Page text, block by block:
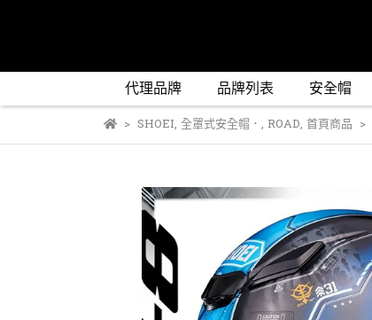
代理品牌 品牌列表 安全帽
SHOEI, 全罩式安全帽． , ROAD, 首頁商品